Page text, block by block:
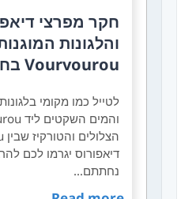
חקר מפרצי
והלגונות
Vourvourou בחלקידיקי
לטייל כמו מקומי
דיאפורוס יגרמו לכם
נחתתם…